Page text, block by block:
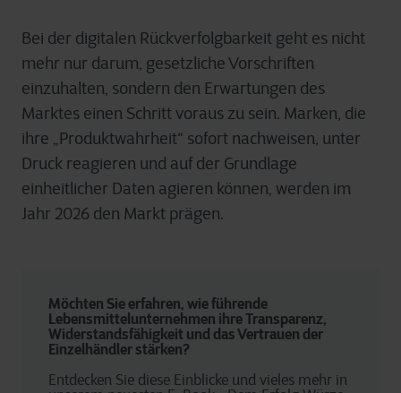
Bei der digitalen Rückverfolgbarkeit geht es nicht
mehr nur darum, gesetzliche Vorschriften
einzuhalten, sondern den Erwartungen des
Marktes einen Schritt voraus zu sein. Marken, die
ihre „Produktwahrheit“ sofort nachweisen, unter
Druck reagieren und auf der Grundlage
einheitlicher Daten agieren können, werden im
Jahr 2026 den Markt prägen.
Möchten Sie erfahren, wie führende
Lebensmittelunternehmen ihre Transparenz,
Widerstandsfähigkeit und das Vertrauen der
Einzelhändler stärken?
Entdecken Sie diese Einblicke und vieles mehr in